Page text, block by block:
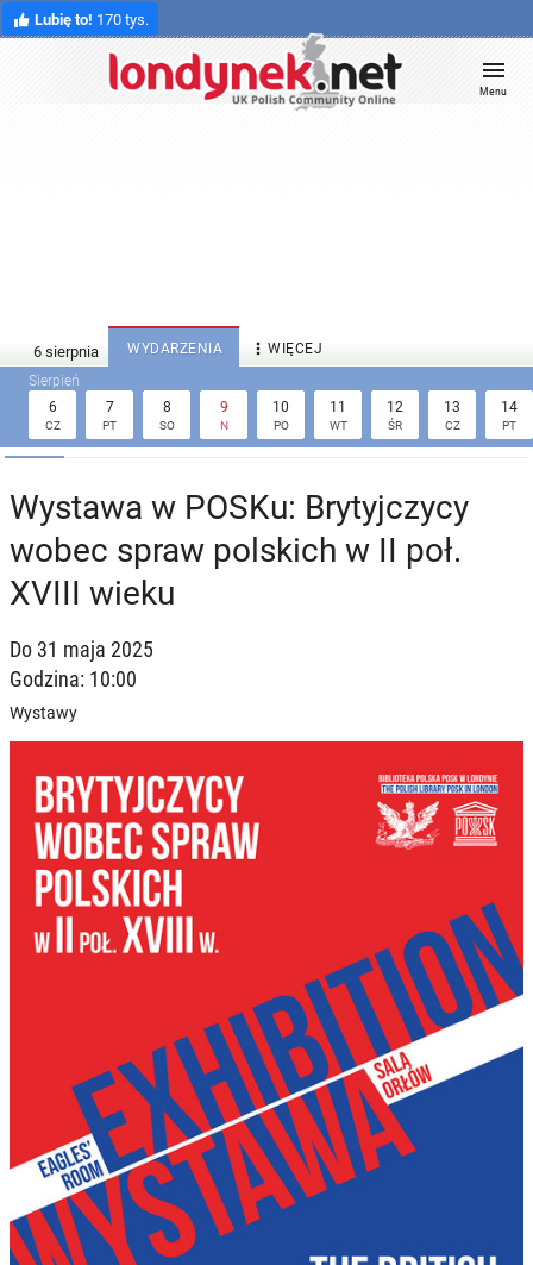
Lubię to! 170 tys.
Menu
WYDARZENIA  WIĘCEJ
6
CZ
7
PT
8
SO
9
N
10
PO
11
WT
12
ŚR
13
CZ
14
PT
Wystawa w POSKu: Brytyjczycy
wobec spraw polskich w II poł.
XVIII wieku
Do 31 maja 2025
Godzina: 10:00
Wystawy